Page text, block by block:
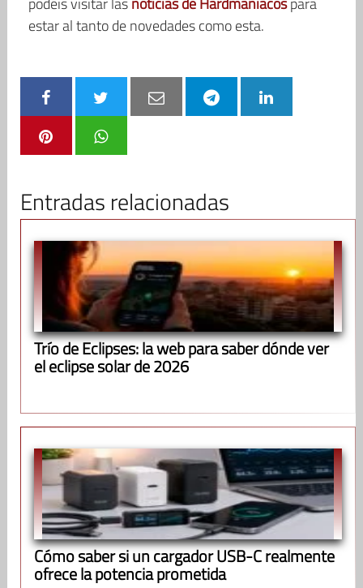
estar al tanto de novedades como esta.
Entradas relacionadas
Trío de Eclipses: la web para saber dónde ver
el eclipse solar de 2026
Cómo saber si un cargador USB-C realmente
ofrece la potencia prometida